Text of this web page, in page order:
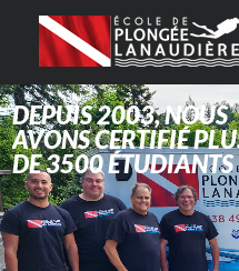
DEPUIS 2003, NOUS
AVONS CERTIFIÉ
DE 3500 ÉTUDIANTS